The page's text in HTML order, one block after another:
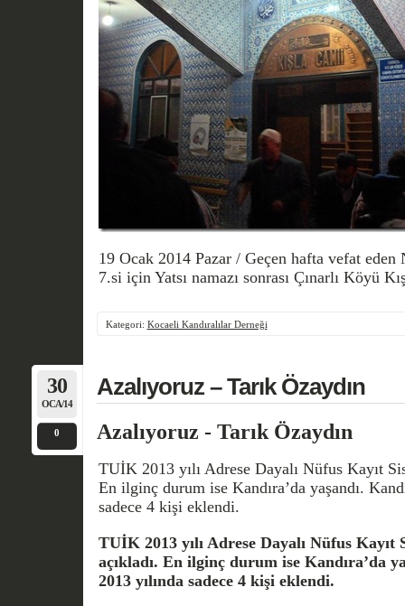
19 Ocak 2014 Pazar / Geçen hafta vefat eden
7.si için Yatsı namazı sonrası Çınarlı Köyü
Kategori: Kocaeli Kandıralılar Derneği
30
OCA/14
0
Azalıyoruz – Tarık Özaydın
Azalıyoruz - Tarık Özaydın
TUİK 2013 yılı Adrese Dayalı Nüfus Kayıt
En ilginç durum ise Kandıra’da yaşandı.
sadece 4 kişi eklendi.
TUİK 2013 yılı Adrese Dayalı Nüfus Kayıt
açıkladı. En ilginç durum ise Kandıra’da
2013 yılında sadece 4 kişi eklendi.